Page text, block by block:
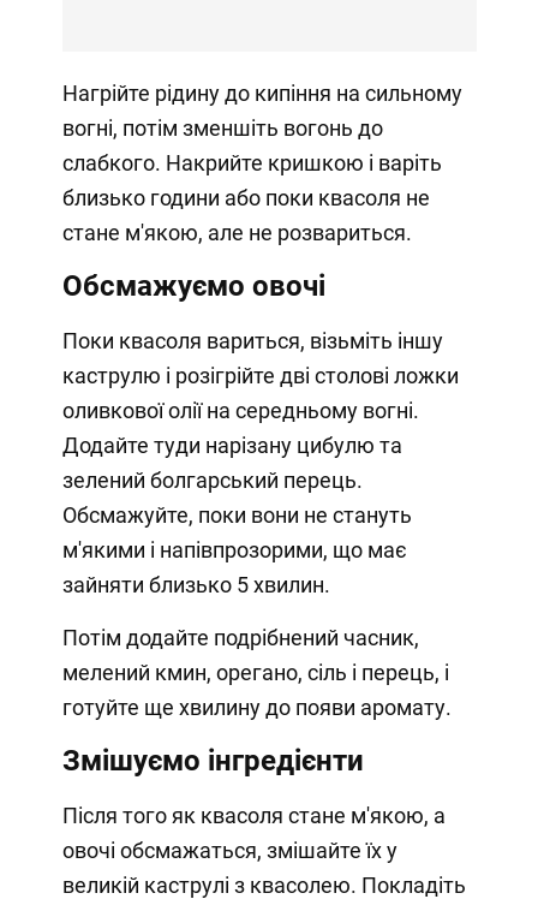
Нагрійте рідину до кипіння на сильному
вогні, потім зменшіть вогонь до
слабкого. Накрийте кришкою і варіть
близько години або поки квасоля не
стане м'якою, але не розвариться.
Обсмажуємо овочі
Поки квасоля вариться, візьміть іншу
каструлю і розігрійте дві столові ложки
оливкової олії на середньому вогні.
Додайте туди нарізану цибулю та
зелений болгарський перець.
Обсмажуйте, поки вони не стануть
м'якими і напівпрозорими, що має
зайняти близько 5 хвилин.
Потім додайте подрібнений часник,
мелений кмин, орегано, сіль і перець, і
готуйте ще хвилину до появи аромату.
Змішуємо інгредієнти
Після того як квасоля стане м'якою, а
овочі обсмажаться, змішайте їх у
великій каструлі з квасолею. Покладіть